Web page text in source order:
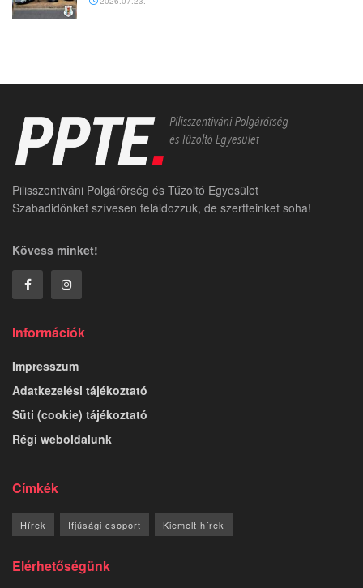
Pilisszentiváni Polgárőrség és Tűzoltó Egyesület
Szabadidőnket szívesen feláldozzuk, de szertteinket soha!
Kövess minket!
Információk
Impresszum
Adatkezelési tájékoztató
Süti (cookie) tájékoztató
Régi weboldalunk
Címkék
Elérhetőségünk